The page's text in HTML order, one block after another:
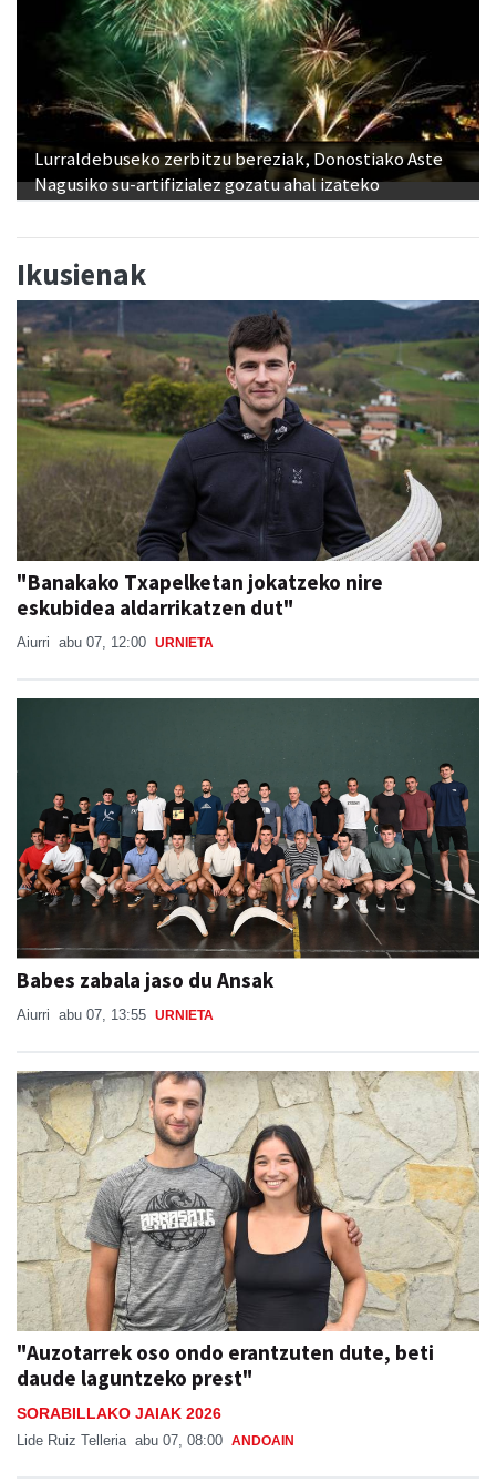
Lurraldebuseko zerbitzu bereziak, Donostiako Aste
Nagusiko su-artifizialez gozatu ahal izateko
Ikusienak
"Banakako Txapelketan jokatzeko nire
eskubidea aldarrikatzen dut"
Aiurri abu 07, 12:00 URNIETA
Babes zabala jaso du Ansak
Aiurri abu 07, 13:55 URNIETA
"Auzotarrek oso ondo erantzuten dute, beti
daude laguntzeko prest"
SORABILLAKO JAIAK 2026
Lide Ruiz Telleria abu 07, 08:00 ANDOAIN